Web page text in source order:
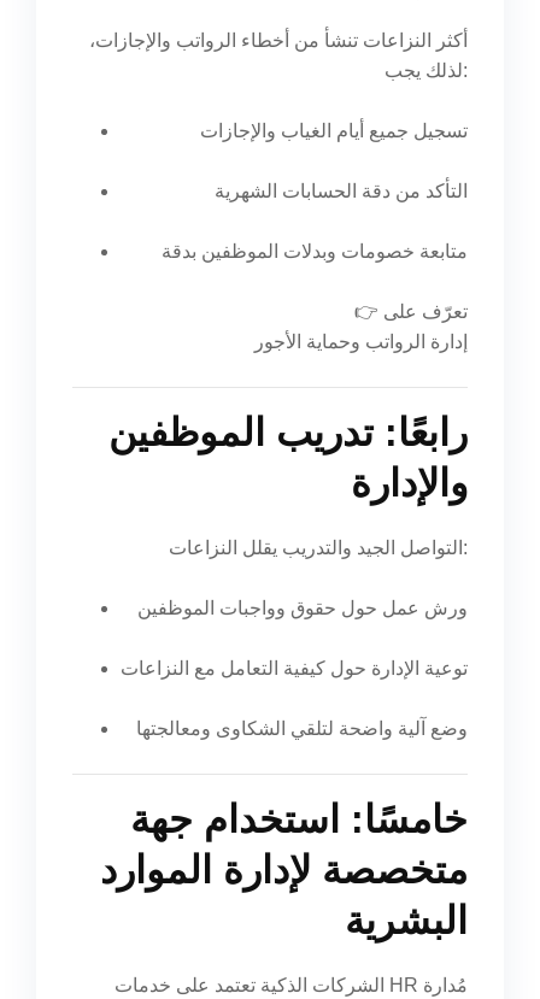
أكثر النزاعات تنشأ من أخطاء الرواتب والإجازات،
لذلك يجب:
تسجيل جميع أيام الغياب والإجازات
التأكد من دقة الحسابات الشهرية
متابعة خصومات وبدلات الموظفين بدقة
👉 تعرّف على
إدارة الرواتب وحماية الأجور
رابعًا: تدريب الموظفين
والإدارة
التواصل الجيد والتدريب يقلل النزاعات:
ورش عمل حول حقوق وواجبات الموظفين
توعية الإدارة حول كيفية التعامل مع النزاعات
وضع آلية واضحة لتلقي الشكاوى ومعالجتها
خامسًا: استخدام جهة
متخصصة لإدارة الموارد
البشرية
الشركات الذكية تعتمد على خدمات HR مُدارة